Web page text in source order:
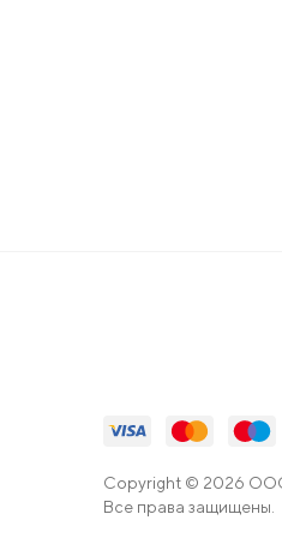
Copyright © 2026 ООО
Все права защищены.